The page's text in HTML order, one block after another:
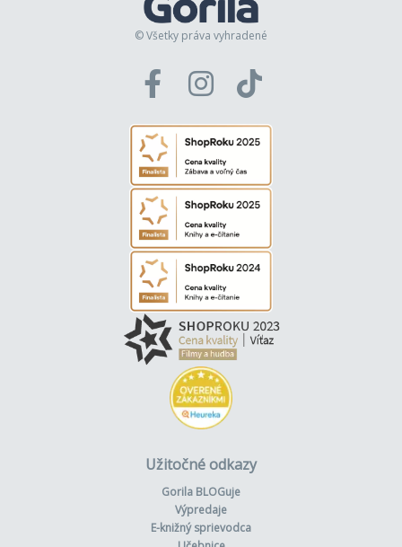
© Všetky práva vyhradené
Užitočné odkazy
Gorila BLOGuje
Výpredaje
E-knižný sprievodca